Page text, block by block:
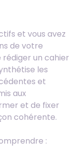
et vous avez
de votre
rédiger un cahier
les
et
aux
et de fixer
cohérente.
: